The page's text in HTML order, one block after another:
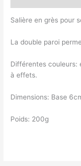
Salière en grès pour
La double paroi
Différentes couleurs:
à effets.
Dimensions: Base
Poids: 200g